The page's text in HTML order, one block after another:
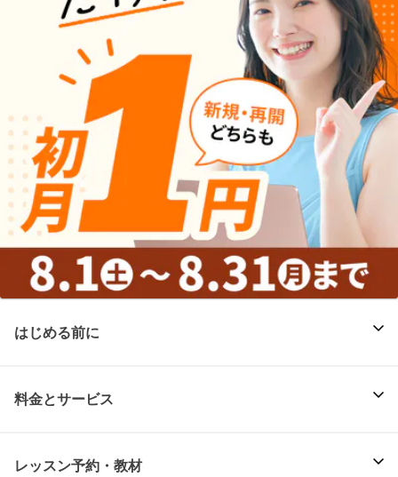
はじめる前に
料金とサービス
レッスン予約・教材